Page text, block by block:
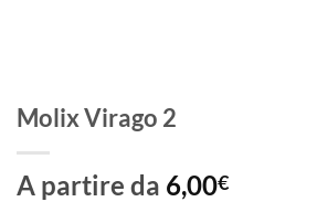
Molix Virago 2
A partire da 6,00€